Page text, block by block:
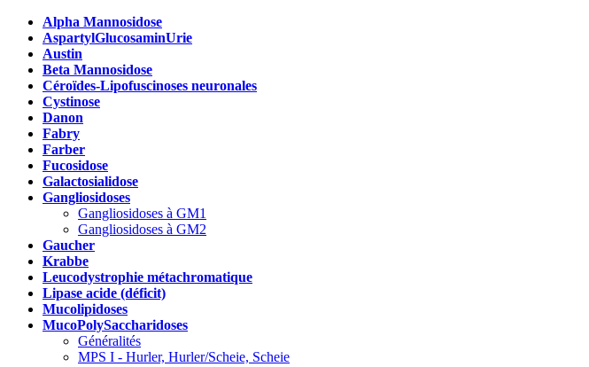
Alpha Mannosidose
AspartylGlucosaminUrie
Austin
Beta Mannosidose
Céroïdes-Lipofuscinoses neuronales
Cystinose
Danon
Fabry
Farber
Fucosidose
Galactosialidose
Gangliosidoses
Gangliosidoses à GM1
Gangliosidoses à GM2
Gaucher
Krabbe
Leucodystrophie métachromatique
Lipase acide (déficit)
Mucolipidoses
MucoPolySaccharidoses
Généralités
MPS I - Hurler, Hurler/Scheie, Scheie